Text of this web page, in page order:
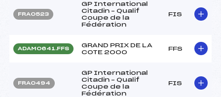
FRA0523
GP International
Citadin – Qualif
Coupe de la
Fédération
FIS
ADAM0641.FFS
GRAND PRIX DE LA
COTE 2000
FFS
FRA0494
GP International
Citadin – Qualif
Coupe de la
Fédération
FIS